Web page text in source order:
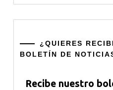
¿QUIERES
BOLETÍN DE
Recibe nuestro